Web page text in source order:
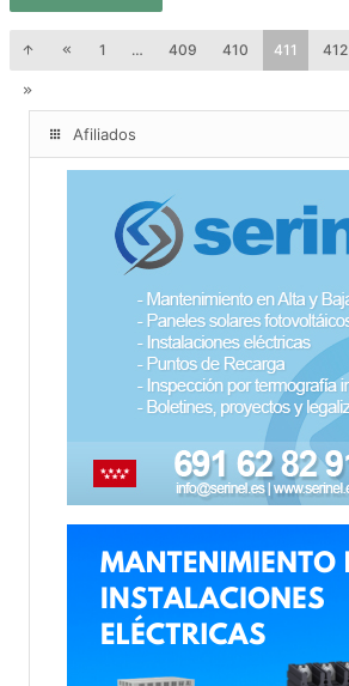
1 … 409 410 411 412
Afiliados